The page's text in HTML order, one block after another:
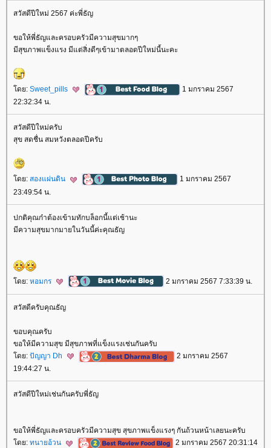
สวัสดีปีใหม่ 2567 ค่ะพี่ธัญ
ขอให้พี่ธัญและครอบครัวมีความสุขมากๆ
มีสุขภาพแข็งแรง มีแต่สิ่งดีๆเข้ามาตลอดปีใหม่นี้นะคะ
ดย: Sweet_pills
1 มกราคม 2567
22:32:34 น.
สวัสดีปีใหม่ครับ
สุข สดชื่น สมหวังตลอดปีครับ
ดย: สองแผ่นดิน
1 มกราคม 2567
23:49:54 น.
ปกติคุณก๋าต้องเข้ามทักบล็อกนี้แต่เช้านะ
มีความสุขมากมายในวันนี้ค่ะคุณธัญ
ดย: หอมกร 2 มกราคม 2567 7:33:39 น.
สวัสดีครับคุณธัญ
ขอบคุณครับ
ขอให้มีความสุข มีสุขภาพที่แข็งแรงเช่นกันครับ
ดย: ปัญญา Dh
2 มกราคม 2567
19:44:27 น.
สวัสดีปีใหม่เช่นกันครับพี่ธัญ
ขอให้พี่ธัญและครอบครัวมีความสุข สุขภาพแข็งแรงๆ กันถ้วนหน้าเลยนะครับ
ดย: ทนายอ้วน 2 มกราคม 2567 20:31:14